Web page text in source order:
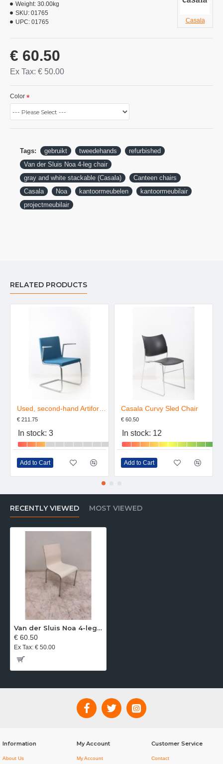
€ 60.50
Ex Tax: € 50.00
Weight: 30.00kg
SKU: 01765
UPC: 01765 Casala
Color
Tags: gebruikt tweedehands
refurbished
Van der Sluis Noa 4-leg chair
gray and white stackable (Casala)
Canteen chairs
Casala
Noa kantoormeubelen
kantoormeubilair
projectmeubilair
RELATED PRODUCTS
€ 211.75
In stock: 3
Add to Cart
Casala Curvy Sled Chair
€ 60.50
In stock: 12
Add to Cart
RECENTLY VIEWED MOST VIEWED
Van der Sluis Noa 4-leg chair, gray and white stackable (Casala)
€ 60.50
Ex Tax: € 50.00
Information
About Us
My Account
My Account
Customer Service
Contact